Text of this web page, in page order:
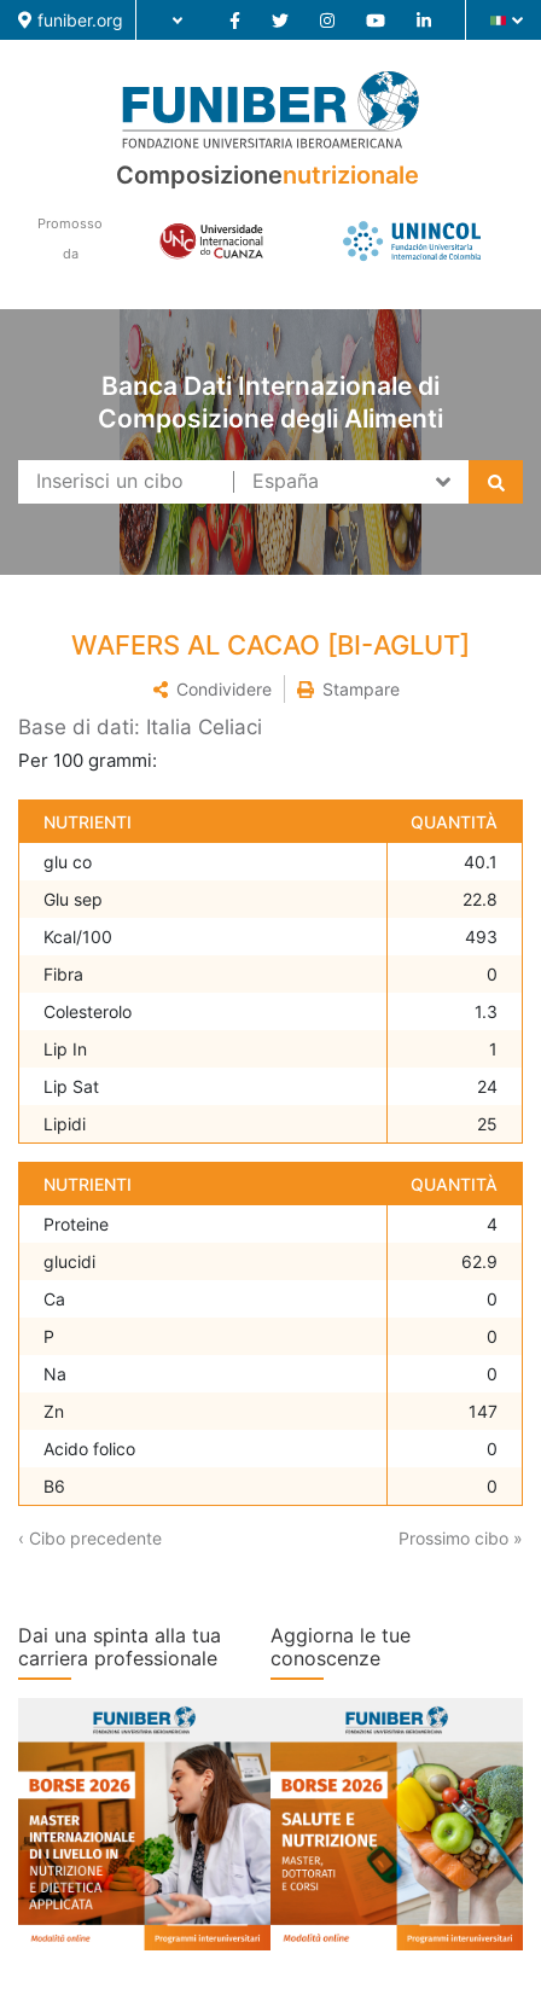
funiber.org
Composizione nutrizionale
Ricerca
Composizionenutrizionale
Promosso
da
Banca Dati Internazionale di
Composizione degli Alimenti
WAFERS AL CACAO [BI-AGLUT]
Condividere Stampare
Base di dati: Italia Celiaci
Per 100 grammi:
NUTRIENTI
QUANTITÀ
glu co
40.1
Glu sep
22.8
Kcal/100
493
Fibra
0
Colesterolo
1.3
Lip In
1
Lip Sat
24
Lipidi
25
NUTRIENTI
QUANTITÀ
Proteine
4
glucidi
62.9
Ca
0
P
0
Na
0
Zn
147
Acido folico
0
B6
0
‹ Cibo precedente Prossimo cibo »
Dai una spinta alla tua
carriera professionale
Aggiorna le tue
conoscenze